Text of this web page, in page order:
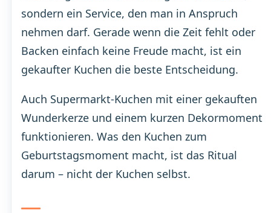
sondern ein Service, den man in Anspruch
nehmen darf. Gerade wenn die Zeit fehlt oder
Backen einfach keine Freude macht, ist ein
gekaufter Kuchen die beste Entscheidung.
Auch Supermarkt-Kuchen mit einer gekauften
Wunderkerze und einem kurzen Dekormoment
funktionieren. Was den Kuchen zum
Geburtstagsmoment macht, ist das Ritual
darum – nicht der Kuchen selbst.